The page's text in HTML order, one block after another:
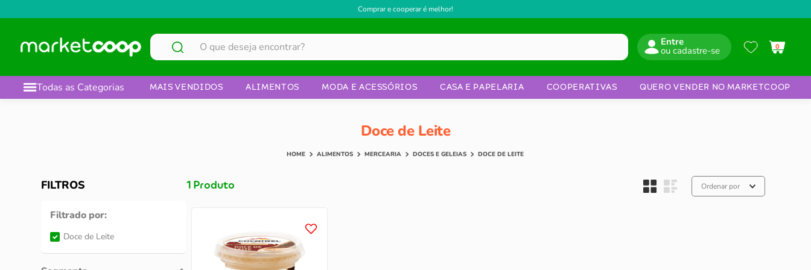
Comprar e cooperar é melhor!
O que deseja encontrar? Entre 0
Todas as Categorias MAIS VENDIDOS ALIMENTOS MODA E ACESSÓRIOS CASA E PAPELARIA COOPERATIVAS QUERO VENDER NO MARKETCOOP
Doce de Leite
ALIMENTOS MERCEARIA DOCES E GELÉIAS DOCE DE LEITE
FILTROS
Filtrado por:
Doce de Leite
1 Produto Ordenar por